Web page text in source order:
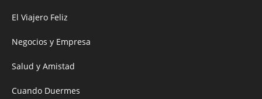
El Viajero Feliz
Negocios y Empresa
Salud y Amistad
Cuando Duermes